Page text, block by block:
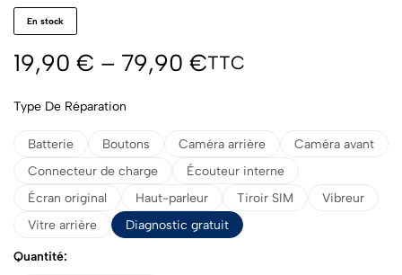
En stock
19,90 € – 79,90 €TTC
Type De Réparation
Batterie Boutons Caméra arrière
Caméra avant
Connecteur de charge
Écouteur interne
Écran original
Haut-parleur Tiroir SIM
Vibreur
Vitre arrière
Diagnostic gratuit
Quantité: